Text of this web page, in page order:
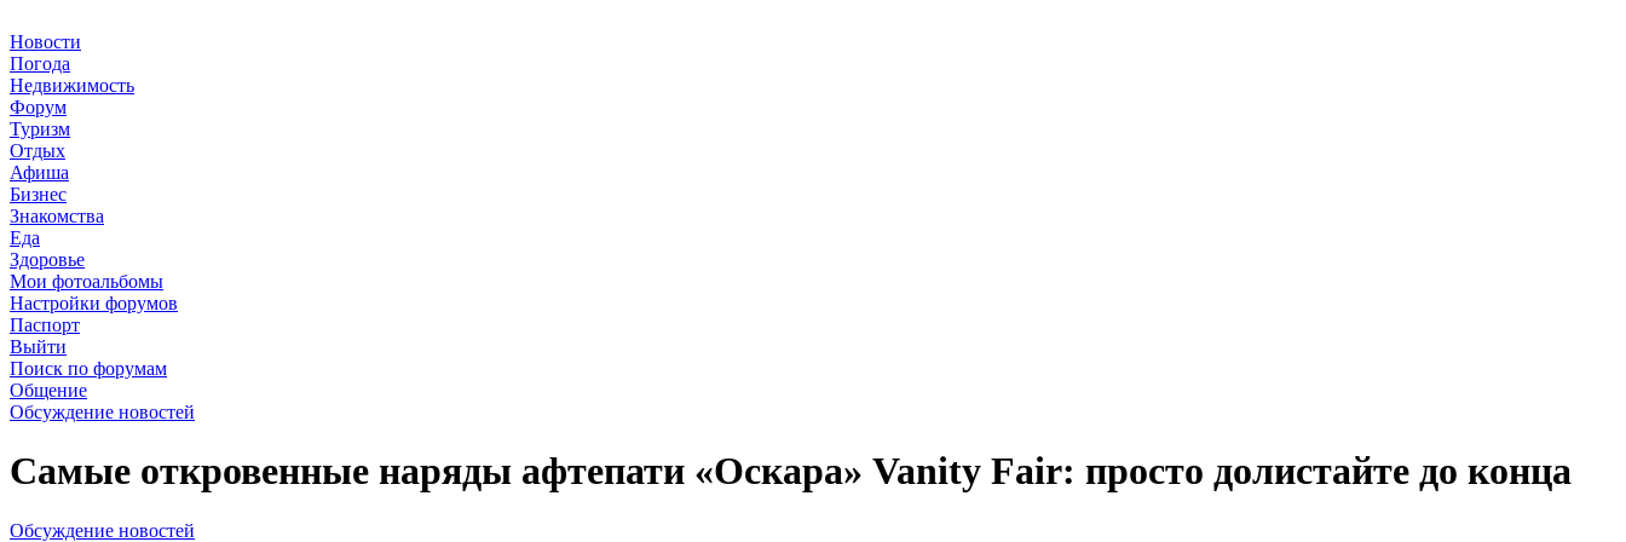
Новости
Погода
Недвижимость
Форум
Туризм
Отдых
Афиша
Бизнес
Знакомства
Еда
Здоровье
Мои фотоальбомы
Настройки форумов
Паспорт
Выйти
Поиск по форумам
Общение
Обсуждение новостей
Самые откровенные наряды афтепати «Оскара» Vanity Fair: просто долистайте до конца
Обсуждение новостей